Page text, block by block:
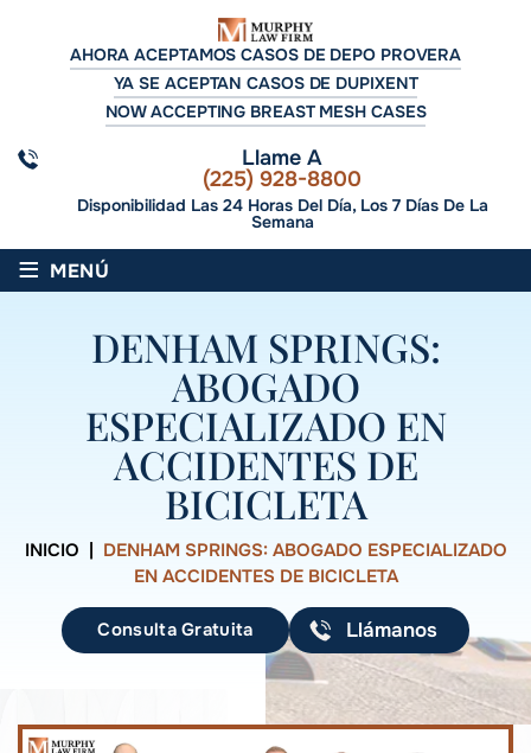
AHORA ACEPTAMOS CASOS DE DEPO PROVERA
YA SE ACEPTAN CASOS DE DUPIXENT
NOW ACCEPTING BREAST MESH CASES
Llame A
(225) 928-8800
Disponibilidad Las 24 Horas Del Día, Los 7 Días De La
Semana
≡ MENÚ
DENHAM SPRINGS:
ABOGADO
ESPECIALIZADO EN
ACCIDENTES DE
BICICLETA
INICIO
DENHAM SPRINGS: ABOGADO ESPECIALIZADO
EN ACCIDENTES DE BICICLETA
Consulta Gratuita Llámanos